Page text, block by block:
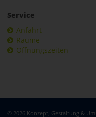
Service
Anfahrt
Räume
Öffnungszeiten
© 2026 Konzept, Gestaltung &